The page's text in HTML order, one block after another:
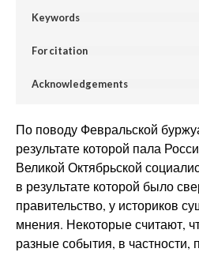
Keywords
For citation
Acknowledgements
По поводу Февральской
результате которой пала
Великой Октябрьской
в результате которой было
правительство, у историков
мнения. Некоторые считают,
разные события, в частности,